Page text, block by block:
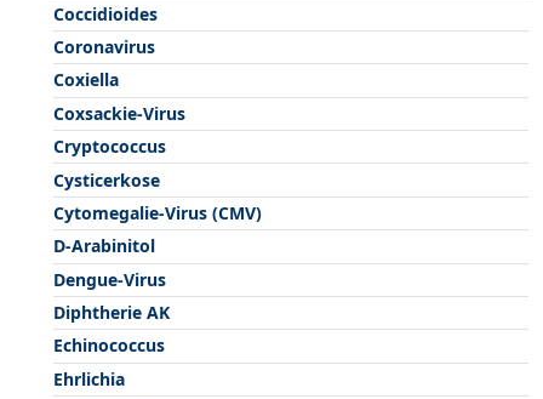
Coccidioides
Coronavirus
Coxiella
Coxsackie-Virus
Cryptococcus
Cysticerkose
Cytomegalie-Virus (CMV)
D-Arabinitol
Dengue-Virus
Diphtherie AK
Echinococcus
Ehrlichia